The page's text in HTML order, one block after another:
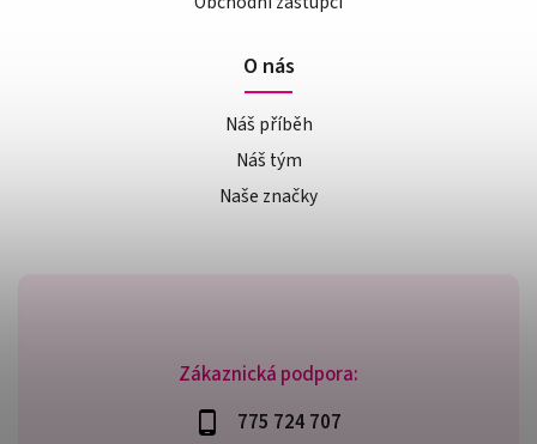
Zákaznická podpora:
775 724 707
O nás
Náš příběh
Náš tým
Naše značky